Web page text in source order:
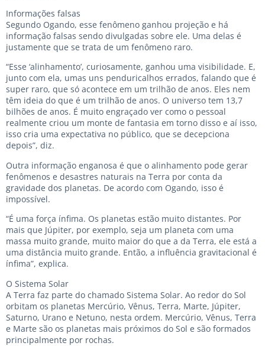
Informações falsas
Segundo Ogando, esse fenômeno ganhou projeção e há
informação falsas sendo divulgadas sobre ele. Uma delas é
justamente que se trata de um fenômeno raro.
“Esse ‘alinhamento’, curiosamente, ganhou uma visibilidade. E,
junto com ela, umas uns penduricalhos errados, falando que é
super raro, que só acontece em um trilhão de anos. Eles nem
têm ideia do que é um trilhão de anos. O universo tem 13,7
bilhões de anos. É muito engraçado ver como o pessoal
realmente criou um monte de fantasia em torno disso e aí isso,
isso cria uma expectativa no público, que se decepciona
depois”, diz.
Outra informação enganosa é que o alinhamento pode gerar
fenômenos e desastres naturais na Terra por conta da
gravidade dos planetas. De acordo com Ogando, isso é
impossível.
“É uma força ínfima. Os planetas estão muito distantes. Por
mais que Júpiter, por exemplo, seja um planeta com uma
massa muito grande, muito maior do que a da Terra, ele está a
uma distância muito grande. Então, a influência gravitacional é
ínfima”, explica.
O Sistema Solar
A Terra faz parte do chamado Sistema Solar. Ao redor do Sol
orbitam os planetas Mercúrio, Vênus, Terra, Marte, Júpiter,
Saturno, Urano e Netuno, nesta ordem. Mercúrio, Vênus, Terra
e Marte são os planetas mais próximos do Sol e são formados
principalmente por rochas.